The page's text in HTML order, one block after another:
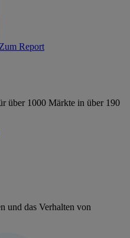
Zum Report
über 1000 Märkte in über 190
und das Verhalten von